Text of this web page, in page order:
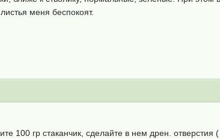
меня беспокоят.
100 гр стаканчик, сделайте в нем дрен. отверстия